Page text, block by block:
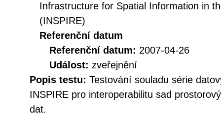
Infrastructure for Spatial Information in
(INSPIRE)
Referenční datum
Referenční datum: 2007-04-26
Událost: zveřejnění
Popis testu: Testování souladu série
INSPIRE pro interoperabilitu sad
dat.